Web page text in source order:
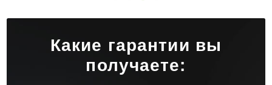
Какие гарантии вы
получаете: